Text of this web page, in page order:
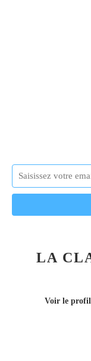
LA
Voir le